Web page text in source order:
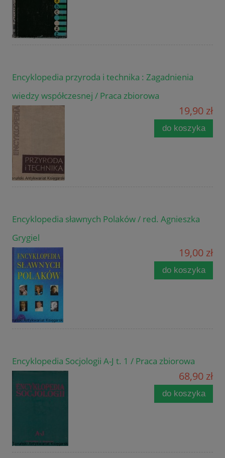
Encyklopedia przyroda i technika : Zagadnienia
wiedzy współczesnej / Praca zbiorowa
19,90 zł
do koszyka
Encyklopedia sławnych Polaków / red. Agnieszka
Grygiel
19,00 zł
do koszyka
Encyklopedia Socjologii A-J t. 1 / Praca zbiorowa
68,90 zł
do koszyka